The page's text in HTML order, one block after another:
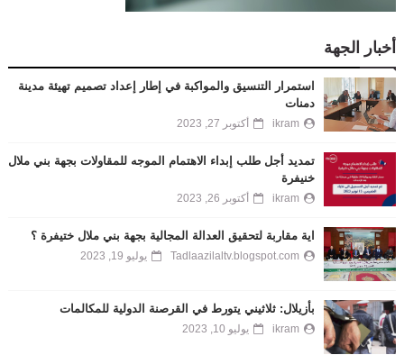
أخبار الجهة
استمرار التنسيق والمواكبة في إطار إعداد تصميم تهيئة مدينة
دمنات
ikram أكتوبر 27, 2023
تمديد أجل طلب إبداء الاهتمام الموجه للمقاولات بجهة بني ملال
خنيفرة
ikram أكتوبر 26, 2023
اية مقاربة لتحقيق العدالة المجالية بجهة بني ملال ختيفرة ؟
Tadlaazilaltv.blogspot.com يوليو 19, 2023
بأزيلال: ثلاثيني يتورط في القرصنة الدولية للمكالمات
ikram يوليو 10, 2023